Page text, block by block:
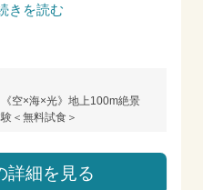
きを読む
空×海×光》地上100m絶景
＜無料試食＞
詳細を見る